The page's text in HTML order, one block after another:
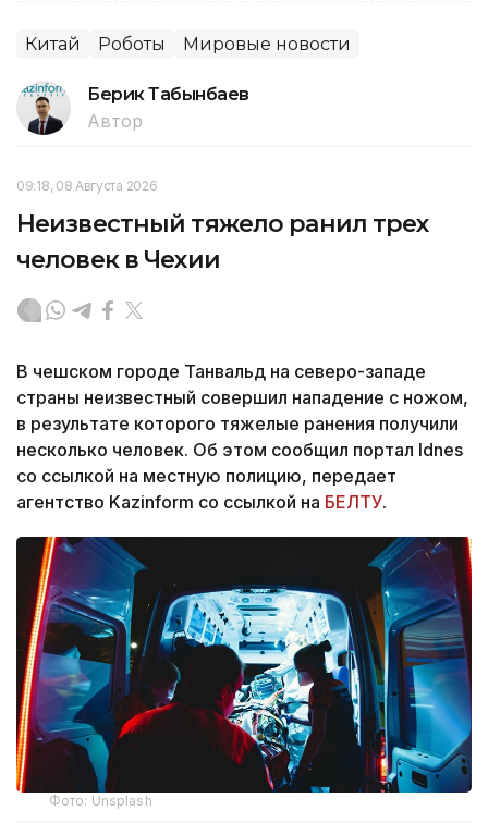
Китай Роботы Мировые новости
Берик Табынбаев
Автор
09:18, 08 Августа 2026
Неизвестный тяжело ранил трех
человек в Чехии
В чешском городе Танвальд на северо-западе
страны неизвестный совершил нападение с ножом,
в результате которого тяжелые ранения получили
несколько человек. Об этом сообщил портал Idnes
со ссылкой на местную полицию, передает
агентство Kazinform со ссылкой на БЕЛТУ.
Фото: Unsplash